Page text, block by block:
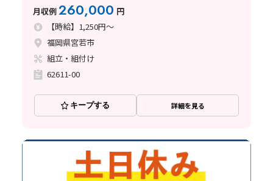
月収例260,000 円
【時給】1,250円～
福岡県宮若市
組立・組付け
62611-00
キープする 詳細を見る